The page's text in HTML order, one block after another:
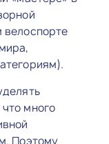
велоспорте
много
Поэтому